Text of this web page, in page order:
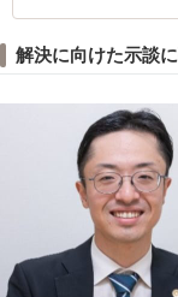
解決に向けた示談